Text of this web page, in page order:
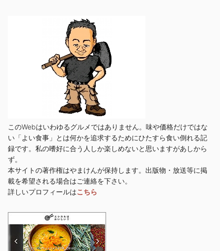
このWebはいわゆるグルメではありません。味や価格だけではな
い「よい食事」とは何かを追求するためにひたすら食い倒れる記
録です。私の嗜好に合う人しか楽しめないと思いますがあしから
ず。
本サイトの著作権はやまけんが保持します。出版物・放送等に掲
載を希望される場合はご連絡を下さい。
詳しいプロフィールはこちら